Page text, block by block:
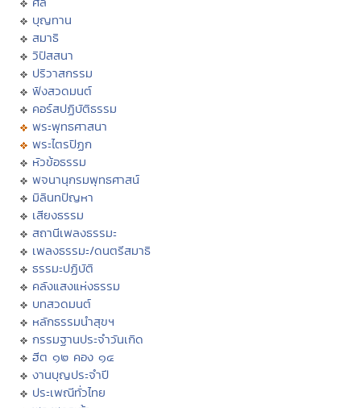
บุญทาน
สมาธิ
วิปัสสนา
ปริวาสกรรม
ฟังสวดมนต์
คอร์สปฏิบัติธรรม
พระพุทธศาสนา
พระไตรปิฏก
หัวข้อธรรม
พจนานุกรมพุทธศาสน์
มิลินทปัญหา
เสียงธรรม
สถานีเพลงธรรมะ
เพลงธรรมะ/ดนตรีสมาธิ
ธรรมะปฏิบัติ
คลังแสงแห่งธรรม
บทสวดมนต์
หลักธรรมนำสุขฯ
กรรมฐานประจำวันเกิด
ฮีต ๑๒ คอง ๑๔
งานบุญประจำปี
ประเพณีทั่วไทย